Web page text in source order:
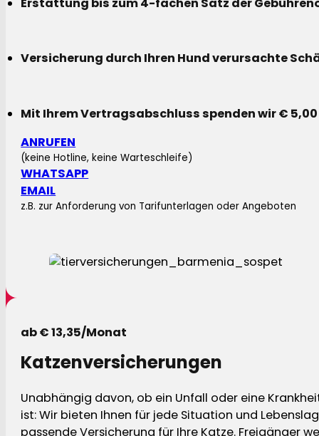
Versicherung durch Ihren Hund verursachte
Mit Ihrem Vertragsabschluss spenden wir €
ANRUFEN
(keine Hotline, keine Warteschleife)
WHATSAPP
EMAIL
z.B. zur Anforderung von Tarifunterlagen oder Angeboten
ab € 13,35/Monat
Katzenversicherungen
Unabhängig davon, ob ein Unfall oder eine
ist: Wir bieten Ihnen für jede Situation und
passende Versicherung für Ihre Katze. Freigänger